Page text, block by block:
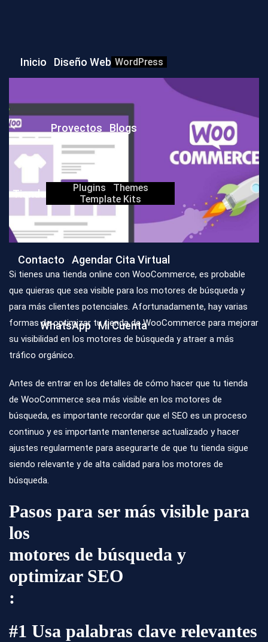
Inicio Diseño Web WordPress
Proyectos Blogs
Tienda Plugins
Themes
Template Kits
Contacto Agendar Cita Virtual
WhatsApp Mi Cuenta
Si tienes una tienda online con WooCommerce, es probable
que quieras que sea visible para los motores de búsqueda y
para más clientes potenciales. Afortunadamente, hay varias
formas de optimizar tu tienda de WooCommerce para mejorar
su visibilidad en los motores de búsqueda y atraer a más
tráfico orgánico.
Antes de entrar en los detalles de cómo hacer que tu tienda
de WooCommerce sea más visible en los motores de
búsqueda, es importante recordar que el SEO es un proceso
continuo y es importante mantenerse actualizado y hacer
ajustes regularmente para asegurarte de que tu tienda sigue
siendo relevante y de alta calidad para los motores de
búsqueda.
Pasos para ser más visible para
los
motores de búsqueda y
optimizar SEO
:
#1 Usa palabras clave relevantes